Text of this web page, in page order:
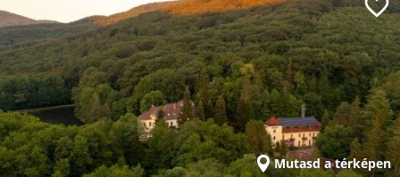
Mutasd a térképen